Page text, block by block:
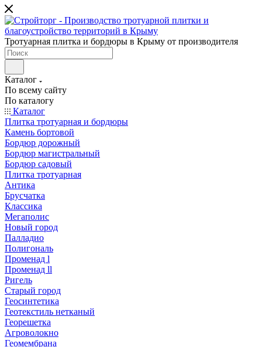
Тротуарная плитка и бордюры в Крыму от производителя
Каталог
По всему сайту
По каталогу
Каталог
Плитка тротуарная и бордюры
Камень бортовой
Бордюр дорожный
Бордюр магистральный
Бордюр садовый
Плитка тротуарная
Антика
Брусчатка
Классика
Мегаполис
Новый город
Палладио
Полигональ
Променад l
Променад ll
Ригель
Старый город
Геосинтетика
Геотекстиль нетканый
Георешетка
Агроволокно
Геомембрана